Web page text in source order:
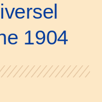
1904